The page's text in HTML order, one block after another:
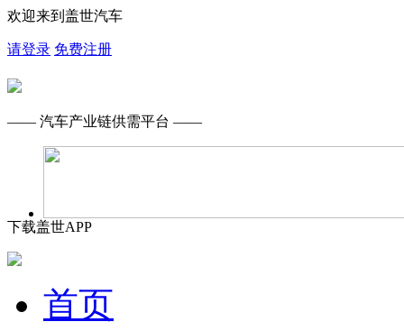
欢迎来到盖世汽车
请登录 免费注册
—— 汽车产业链供需平台 ——
下载盖世APP
首页